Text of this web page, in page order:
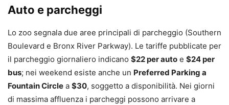
Auto e parcheggi
Lo zoo segnala due aree principali di parcheggio (Southern
Boulevard e Bronx River Parkway). Le tariffe pubblicate per
il parcheggio giornaliero indicano $22 per auto e $24 per
bus; nei weekend esiste anche un Preferred Parking a
Fountain Circle a $30, soggetto a disponibilità. Nei giorni
di massima affluenza i parcheggi possono arrivare a